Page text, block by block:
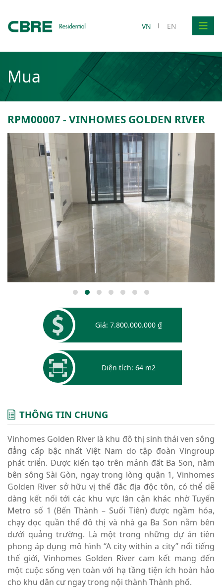
VN EN
Mua
RPM00007 - VINHOMES GOLDEN RIVER
Giá: 7.800.000.000 ₫
Diện tích: 64 m2
THÔNG TIN CHUNG
Vinhomes Golden River là khu đô thị sinh thái ven sông
đẳng cấp bậc nhất Việt Nam do tập đoàn Vingroup
phát triển. Được kiến tạo trên mảnh đất Ba Son, nằm
bên sông Sài Gòn, ngay trong lòng quận 1, Vinhomes
Golden River sở hữu vị thế đắc địa độc tôn, có thể dễ
dàng kết nối tới các khu vực lân cận khác nhờ Tuyến
Metro số 1 (Bến Thành – Suối Tiên) được ngầm hóa,
chạy dọc quần thể đô thị và nhà ga Ba Son nằm bên
dưới quảng trường. Là một trong những dự án tiên
phong áp dụng mô hình “A city within a city” nổi tiếng
thế giới, Vinhomes Golden River cam kết mang đến
một cuộc sống vẹn toàn với hạ tầng tiện ích hoàn hảo
cho khu dân cư ngay trong nội thành Thành phố.